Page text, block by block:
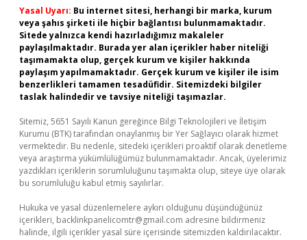
Yasal Uyarı: Bu internet sitesi, herhangi bir marka, kurum
veya şahıs şirketi ile hiçbir bağlantısı bulunmamaktadır.
Sitede yalnızca kendi hazırladığımız makaleler
paylaşılmaktadır. Burada yer alan içerikler haber niteliği
taşımamakta olup, gerçek kurum ve kişiler hakkında
paylaşım yapılmamaktadır. Gerçek kurum ve kişiler ile isim
benzerlikleri tamamen tesadüfidir. Sitemizdeki bilgiler
taslak halindedir ve tavsiye niteliği taşımazlar.
Sitemiz, 5651 Sayılı Kanun gereğince Bilgi Teknolojileri ve İletişim
Kurumu (BTK) tarafından onaylanmış bir Yer Sağlayıcı olarak hizmet
vermektedir. Bu nedenle, sitedeki içerikleri proaktif olarak denetleme
veya araştırma yükümlülüğümüz bulunmamaktadır. Ancak, üyelerimiz
yazdıkları içeriklerin sorumluluğunu taşımakta olup, siteye üye olarak
bu sorumluluğu kabul etmiş sayılırlar.
Hukuka ve yasal düzenlemelere aykırı olduğunu düşündüğünüz
içerikleri, backlinkpanelicomtr@gmail.com adresine bildirmeniz
halinde, ilgili içerikler yasal süre içerisinde sitemizden kaldırılacaktır.